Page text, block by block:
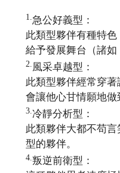
1. 急公好義型：
此類型夥伴有種特
給予發展舞台（諸如
2. 風采卓越型：
此類型夥伴經常穿
會讓他心甘情願地做
3. 冷靜分析型：
此類夥伴大都不苟
型的夥伴。
4. 叛逆前衛型：